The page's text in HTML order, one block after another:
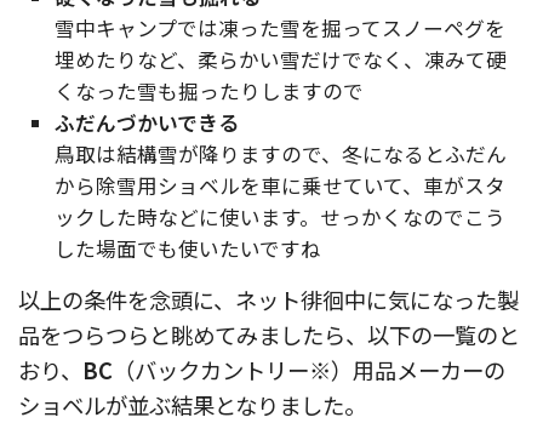
雪中キャンプでは凍った雪を掘ってスノーペグを
埋めたりなど、柔らかい雪だけでなく、凍みて硬
くなった雪も掘ったりしますので
ふだんづかいできる
鳥取は結構雪が降りますので、冬になるとふだん
から除雪用ショベルを車に乗せていて、車がスタ
ックした時などに使います。せっかくなのでこう
した場面でも使いたいですね
以上の条件を念頭に、ネット徘徊中に気になった製
品をつらつらと眺めてみましたら、以下の一覧のと
おり、 BC （バックカントリー※）用品メーカーの
ショベルが並ぶ結果となりました。